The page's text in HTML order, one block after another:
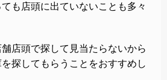
も店頭に出ていないことも多々
店頭で探して見当たらないから
探してもらうことをおすすめし